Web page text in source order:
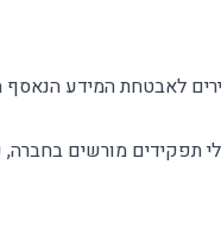
לאבטחת המידע
תפקידים מורשים